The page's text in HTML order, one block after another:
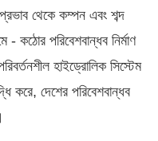
থেকে কম্পন এবং শব্দ
কঠোর পরিবেশবান্ধব নির্মাণ
হাইড্রোলিক সিস্টেম
করে, দেশের পরিবেশবান্ধব